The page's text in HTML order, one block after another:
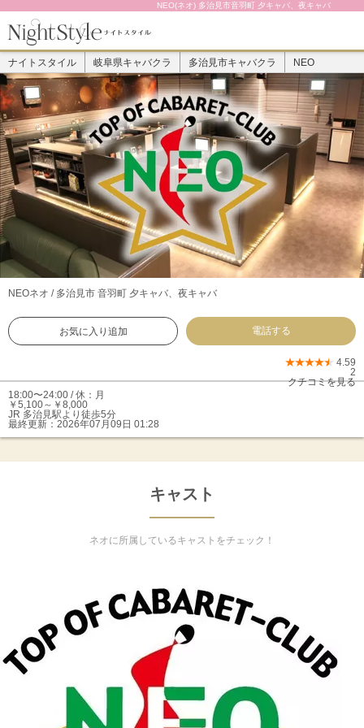
NEO(ネオ) 多治見市音羽町 夕キャバ、夜キャバ
ナイトスタイル 岐阜県キャバクラ 多治見市キャバクラ NEO
NEOネオ / 多治見市 音羽町 夕キャバ、夜キャバ
お気に入り追加 電話する
4.59
2
クチコミを見る
18:00〜24:00 / 休：月
￥5,100～￥8,000
JR 多治見駅より徒歩5分
最終更新： 2026年07月09日 01:28
キャスト
ネオに所属しているキャストをチェック！